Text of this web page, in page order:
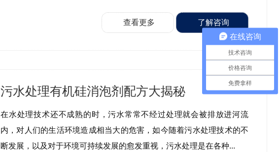
查看更多 了解咨询
污水处理有机硅消泡剂配方大揭秘
在水处理技术还不成熟的时，污水常常不经过处理就会被排放进河流
内，对人们的生活环境造成相当大的危害，如今随着污水处理技术的不
断发展，以及对于环境可持续发展的愈发重视，污水处理是在各种...
在线咨询
技术咨询
价格咨询
免费拿样